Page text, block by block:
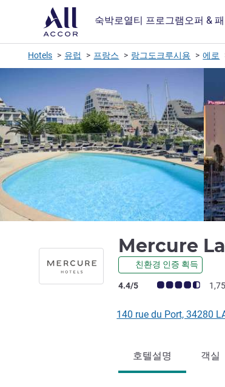
숙박로열티 프로그램 오퍼 &
Hotels 유럽 프랑스 랑그도크루시용 에로
Mercure
친환경 인증 획득
고객 평점 (ALL 평가)
4.4/5
140 rue du Port, 34280
호텔설명 객실